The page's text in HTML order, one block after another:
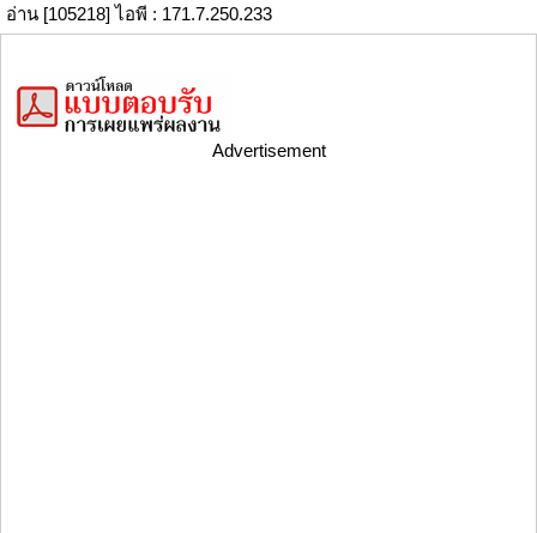
อ่าน [105218] ไอพี : 171.7.250.233
Advertisement